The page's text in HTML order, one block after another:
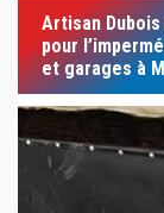
Artisan
pour
et garages à